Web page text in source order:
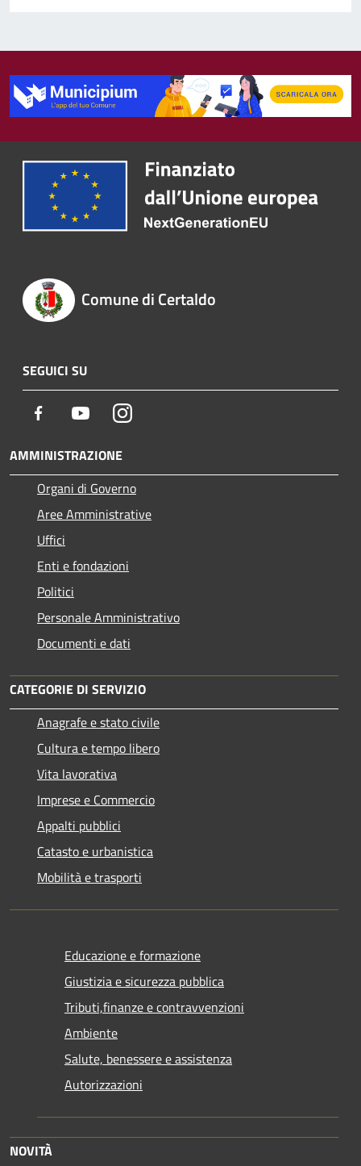
Comune di Certaldo
SEGUICI SU
Facebook YoutubeInstagram
AMMINISTRAZIONE
Organi di Governo
Aree Amministrative
Uffici
Enti e fondazioni
Politici
Personale Amministrativo
Documenti e dati
CATEGORIE DI SERVIZIO
Anagrafe e stato civile
Cultura e tempo libero
Vita lavorativa
Imprese e Commercio
Appalti pubblici
Catasto e urbanistica
Mobilità e trasporti
Educazione e formazione
Giustizia e sicurezza pubblica
Tributi,finanze e contravvenzioni
Ambiente
Salute, benessere e assistenza
Autorizzazioni
NOVITÀ